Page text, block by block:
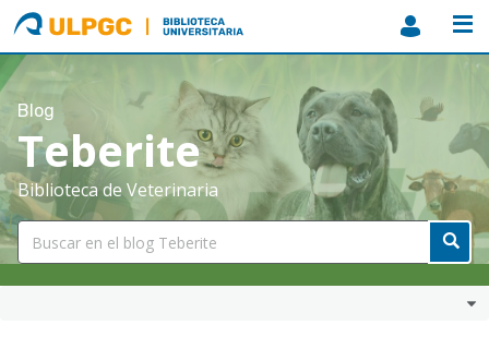
ULPGC
Biblioteca
ULPGC
Blog
Teberite
Biblioteca de Veterinaria